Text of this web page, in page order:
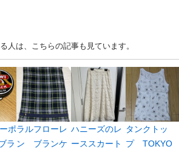
人は、こちらの記事も見ています。
ポ
ラ
ラルフローレ
ン ブランケ
ハニーズのレ
ーススカート
タンクトッ
プ TOKYO